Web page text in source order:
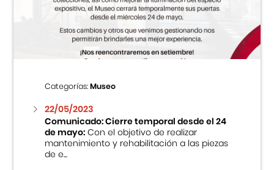
Centro Cultural Peruano Japonés
Museo de la Inmigración Japonesa
Fondo Editorial
Teatro Peruano Japonés
Categorías:Museo
22/05/2023
Comunicado: Cierre temporal desde el 24
de mayo:Con el objetivo de realizar
mantenimiento y rehabilitación a las piezas
de e...